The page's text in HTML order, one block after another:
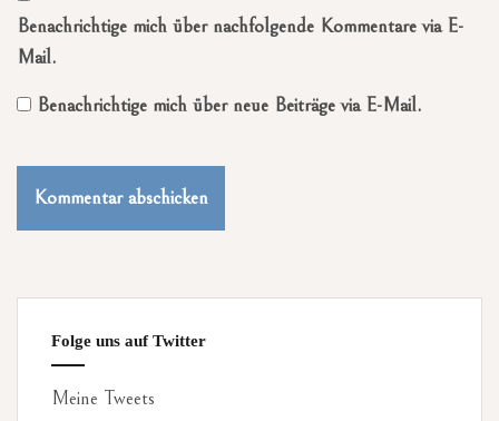
Benachrichtige mich über nachfolgende Kommentare via E-
Mail.
Benachrichtige mich über neue Beiträge via E-Mail.
Folge uns auf Twitter
Meine Tweets